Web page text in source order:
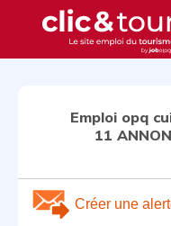
Emploi opq
11
Créer une